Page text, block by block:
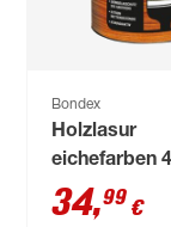
Bondex
Holzlasur
eichefarben
34,99 €